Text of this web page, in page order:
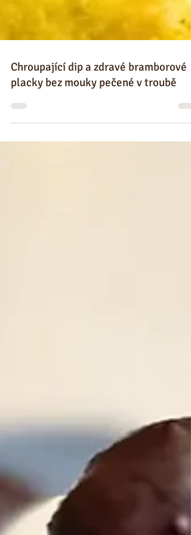
Chroupající dip a zdravé bramborové
placky bez mouky pečené v troubě